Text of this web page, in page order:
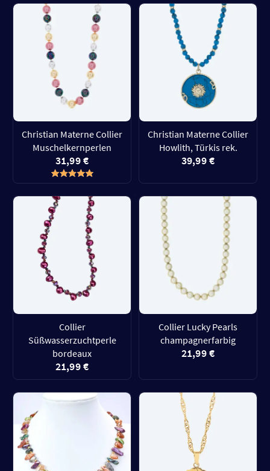
Christian Materne Collier
Muschelkernperlen
31,99 €
Christian Materne Collier
Howlith, Türkis rek.
39,99 €
Collier
Süßwasserzuchtperle
bordeaux
21,99 €
Collier Lucky Pearls
champagnerfarbig
21,99 €